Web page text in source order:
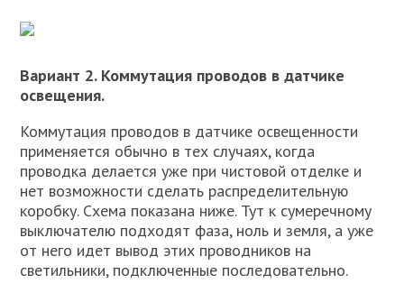
Вариант 2. Коммутация проводов в датчике
освещения.
Коммутация проводов в датчике освещенности
применяется обычно в тех случаях, когда
проводка делается уже при чистовой отделке и
нет возможности сделать распределительную
коробку. Схема показана ниже. Тут к сумеречному
выключателю подходят фаза, ноль и земля, а уже
от него идет вывод этих проводников на
светильники, подключенные последовательно.